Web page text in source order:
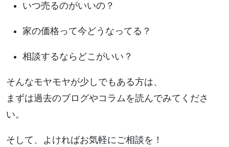
いつ売るのがいいの？
家の価格って今どうなってる？
相談するならどこがいい？
そんなモヤモヤが少しでもある方は、
まずは過去のブログやコラムを読んでみてくださ
い。
そして、よければお気軽にご相談を！